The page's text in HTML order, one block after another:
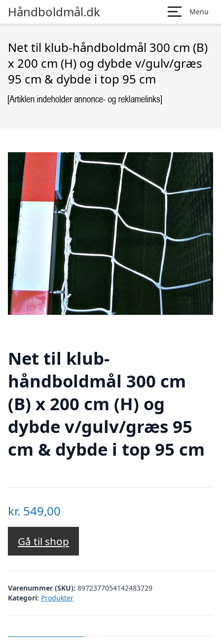
Håndboldmål.dk Menu
Net til klub-håndboldmål 300 cm (B)
x 200 cm (H) og dybde v/gulv/græs
95 cm & dybde i top 95 cm
Net til klub-
håndboldmål 300 cm
(B) x 200 cm (H) og
dybde v/gulv/græs 95
cm & dybde i top 95 cm
kr. 549,00
Gå til shop
Varenummer (SKU): 8972377054142483729
Kategori: Produkter